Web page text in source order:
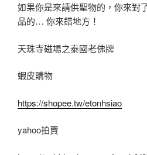
如果你是來請供聖物的，你來對
品的… 你來錯地方！
天珠寺磁場之泰國老佛牌
蝦皮購物
https://shopee.tw/etonhsiao
yahoo拍賣